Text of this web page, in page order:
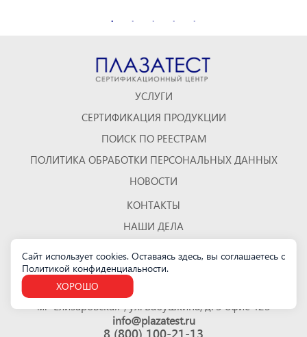
УСЛУГИ
СЕРТИФИКАЦИЯ ПРОДУКЦИИ
ПОИСК ПО РЕЕСТРАМ
ПОЛИТИКА ОБРАБОТКИ ПЕРСОНАЛЬНЫХ ДАННЫХ
НОВОСТИ
КОНТАКТЫ
НАШИ ДЕЛА
КАРТА САЙТА
Санкт-Петербург
м. "Елизаровская", ул. Бабушкина, д. 3 офис 423
info@plazatest.ru
8 (800) 100-21-13
Сайт использует cookies. Оставаясь здесь, вы соглашаетесь с
Политикой конфиденциальности.
ХОРОШО